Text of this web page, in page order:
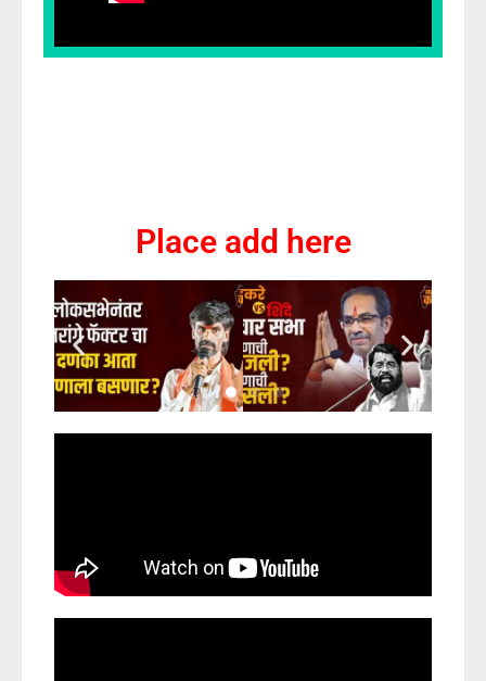
Place add here